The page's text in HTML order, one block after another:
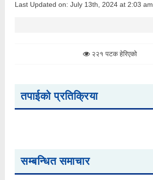
Last Updated on: July 13th, 2024 at 2:03 am
२२१ पटक हेरिएको
तपाईको प्रतिक्रिया
सम्बन्धित समाचार